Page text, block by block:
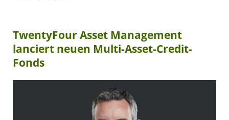
TwentyFour Asset Management
lanciert neuen Multi-Asset-Credit-
Fonds